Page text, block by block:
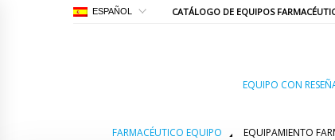
ESPAÑOL CATÁLOGO DE EQUIPOS
EQUIPO CON
FARMACÉUTICO EQUIPO EQUIPAMIENTO